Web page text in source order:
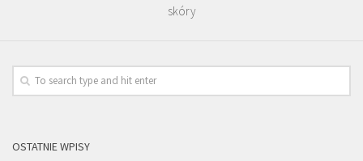
skóry
OSTATNIE WPISY